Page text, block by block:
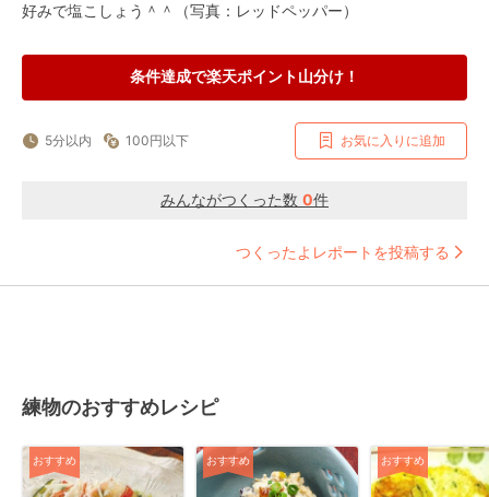
好みで塩こしょう＾＾（写真：レッドペッパー）
条件達成で楽天ポイント山分け！
5分以内 100円以下 お気に入りに追加
みんながつくった数 0件
つくったよレポートを投稿する
練物のおすすめレシピ
おすすめ おすすめ おすすめ